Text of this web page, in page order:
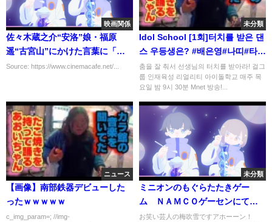
映画関係
佐々木蔵之介“安洛”娘・福原
遥“古宮山”にかけた言葉に「尊
い」…「IP～サイバー捜査班」最
Source: https://www.cinemacafe.net/...
未分類
Idol School [1회]터치를 받은 댄
스 우등생은? #배은영#나띠#타샤
#이새롬@기초실력평가(댄스)
170713 EP.1
춤을 잘 춰서 선생님의 터치를 받아라! 걸그
룹 인재육성 리얼리티 아이돌학교 매주 목
요일 밤 9시 30분 Mnet 방송!...
ニュース
【画像】南部鉄器デビューした
ったｗｗｗｗｗ
c_img_param=; //img-
未分類
ミニオンのもぐらたたきゲー
ム ＮＡＭＣＯゲーセンにて
2020年4月
お笑い芸人の梅吹雪ですアホーーン！